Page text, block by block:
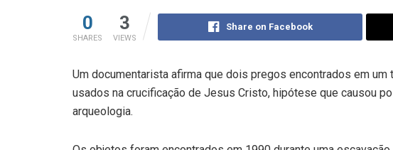
0
SHARES
3
VIEWS
Share on Facebook
Um documentarista afirma que dois pregos encontrados em
usados na crucificação de Jesus Cristo, hipótese que causou
arqueologia.